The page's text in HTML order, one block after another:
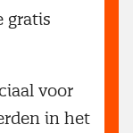
gratis
voor
in het